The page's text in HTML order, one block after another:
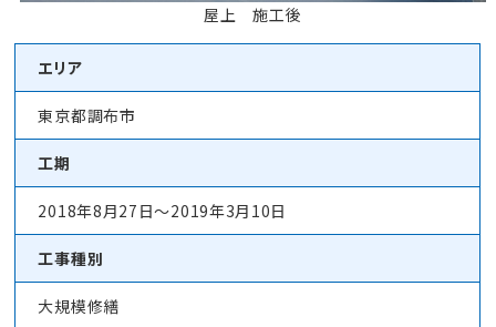
屋上 施工後
エリア
東京都調布市
工期
2018年8月27日～2019年3月10日
工事種別
大規模修繕